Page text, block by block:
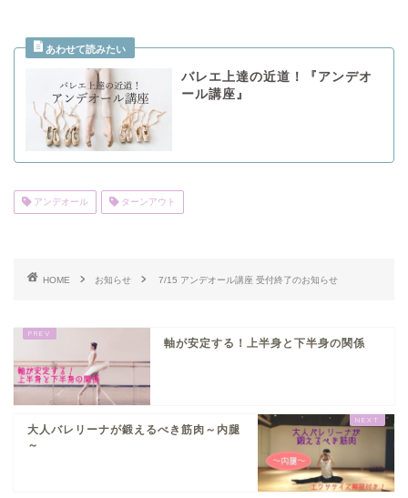
バレエ上達の近道！『アンデオ
ール講座』
アンデオール ターンアウト
HOME お知らせ 7/15 アンデオール講座 受付終了のお知らせ
軸が安定する！上半身と下半身の関係
大人バレリーナが鍛えるべき筋肉～内腿
～